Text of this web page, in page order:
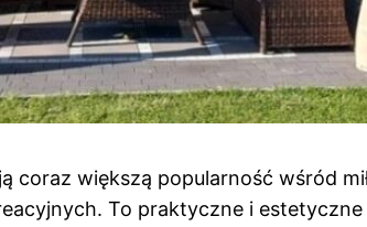
coraz większą popularność wśród
To praktyczne i estetyczne